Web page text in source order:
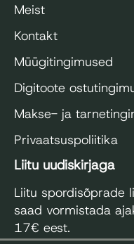
Meist
Kontakt
Müügitingimused
Digitoote
Makse- ja
Privaatsuspoliitika
Liitu uudiskirjaga
Liitu spordisõprade
saad vormistada
17€ eest.